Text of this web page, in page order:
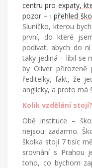
centru pro expaty,
pozor – i přehled
Sluníčko, kterou
první, do které
podívat, abych do
taky jediná – líbil se
by Oliver přirozeně
ředitelky, fakt, že
anglicky, a proto má
Kolik vzdělání stojí?
Obě instituce –
nejsou zadarmo.
školka stojí 7 tisíc
srovnání s Prahou
toho, co bychom